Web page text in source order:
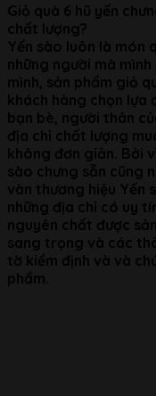
Giỏ quà 6 hũ yến
chất lượng?
Yến sào luôn là món
những người mà
mình, sản phẩm giỏ
khách hàng chọn lựa
bạn bè, người thân
địa chỉ chất lượng
không đơn giản. Bởi
sào chưng sẵn cũng
vàn thương hiệu Yến
những địa chỉ có uy
nguyên chất được
sang trọng và các
tờ kiểm định và và
phẩm.